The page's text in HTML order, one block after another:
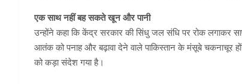
एक साथ नहीं बह सकते खून और पानी
उन्होंने कहा कि केंद्र सरकार की सिंधु जल संधि पर रोक लगाकर
आतंक को पनाह और बढ़ावा देने वाले पाकिस्तान के मंसूबे चकनाचूर
को कड़ा संदेश गया है।